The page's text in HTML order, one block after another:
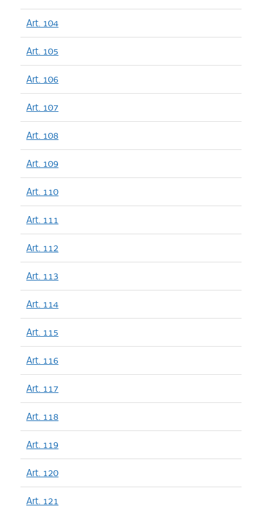
Art. 104
Art. 105
Art. 106
Art. 107
Art. 108
Art. 109
Art. 110
Art. 111
Art. 112
Art. 113
Art. 114
Art. 115
Art. 116
Art. 117
Art. 118
Art. 119
Art. 120
Art. 121